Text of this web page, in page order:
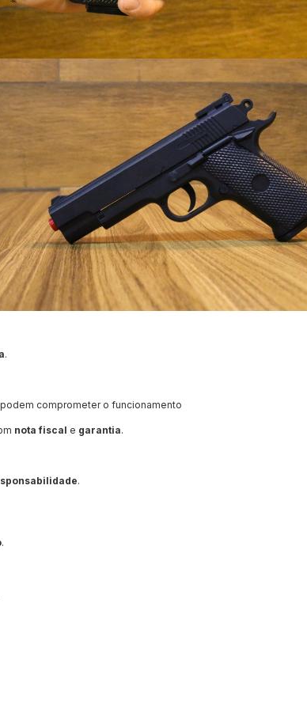
.
comprometer o funcionamento
nota fiscal e garantia.
.
.